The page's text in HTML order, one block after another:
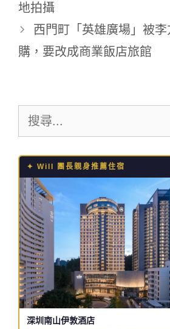
地拍攝
西門町「英雄廣場」被
購，要改成商業飯店旅館
✦ Will 團長親身推薦住宿
深圳南山伊敦酒店